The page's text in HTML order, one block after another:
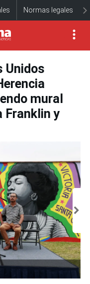
Normas legales
Unidos
mural
Franklin y